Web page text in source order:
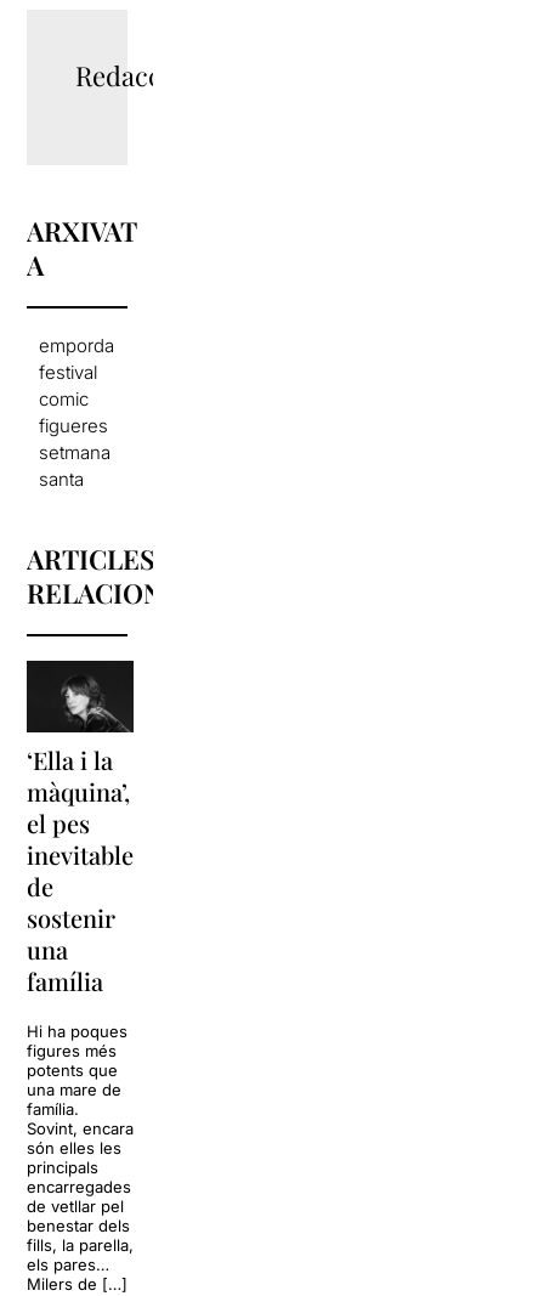
Redacció
ARXIVAT
A
emporda
festival
comic
figueres
setmana
santa
ARTICLES
RELACIONATS
‘Ella i la
màquina’,
el pes
inevitable
de
sostenir
una
família
Hi ha poques
figures més
potents que
una mare de
família.
Sovint, encara
són elles les
principals
encarregades
de vetllar pel
benestar dels
fills, la parella,
els pares…
Milers de […]